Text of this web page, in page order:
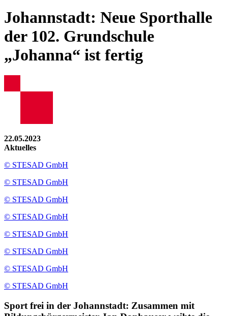
Johannstadt: Neue Sporthalle
der 102. Grundschule
„Johanna“ ist fertig
22.05.2023
Aktuelles
© STESAD GmbH
© STESAD GmbH
© STESAD GmbH
© STESAD GmbH
© STESAD GmbH
© STESAD GmbH
© STESAD GmbH
© STESAD GmbH
Sport frei in der Johannstadt: Zusammen mit